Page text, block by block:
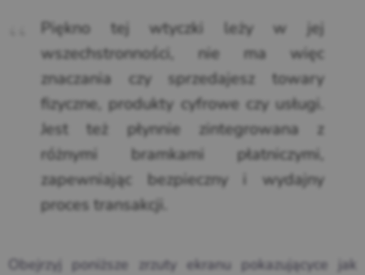
Piękno tej wtyczki leży w jej
wszechstronności, nie ma więc
znaczania czy sprzedajesz towary
fizyczne, produkty cyfrowe czy usługi.
Jest też płynnie zintegrowana z
różnymi bramkami płatniczymi,
zapewniając bezpieczny i wydajny
proces transakcji.
Obejrzyj poniższe zrzuty ekranu pokazującyce jak